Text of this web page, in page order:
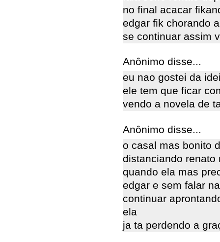
no final acacar
edgar fik chorando
se continuar assim
Anônimo disse...
eu nao gostei da
ele tem que ficar
vendo a novela de
Anônimo disse...
o casal mas bonito
distanciando renato
quando ela mas
edgar e sem falar
continuar
ela
ja ta perdendo a